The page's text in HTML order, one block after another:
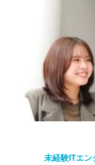
未経験ITエン